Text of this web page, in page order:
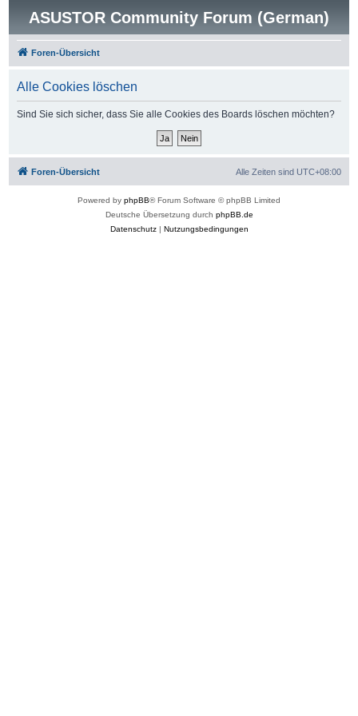
ASUSTOR Community Forum (German)
Foren-Übersicht
Alle Cookies löschen
Sind Sie sich sicher, dass Sie alle Cookies des Boards löschen möchten?
Foren-Übersicht Alle Zeiten sind UTC+08:00
Powered by phpBB® Forum Software © phpBB Limited
Deutsche Übersetzung durch phpBB.de
Datenschutz| Nutzungsbedingungen